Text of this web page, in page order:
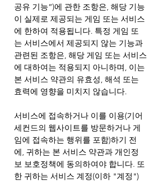
공유 기능”)에 관한 조항은, 해당 기능
이 실제로 제공되는 게임 또는 서비스
에 한하여 적용됩니다. 특정 게임 또
는 서비스에서 제공되지 않는 기능과
관련된 조항은, 해당 게임 또는 서비스
에 대하여는 적용되지 아니하며, 이는
본 서비스 약관의 유효성, 해석 또는
효력에 영향을 미치지 않습니다.
서비스에 접속하거나 이를 이용(기어
세컨드의 웹사이트를 방문하거나 게
임에 접속하는 행위를 포함)하기 전
에, 귀하는 본 서비스 약관과 개인정
보 보호정책에 동의하여야 합니다. 또
한 귀하는 서비스 계정(이하 "계정")